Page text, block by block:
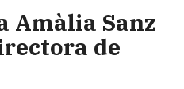
Amàlia Sanz
de